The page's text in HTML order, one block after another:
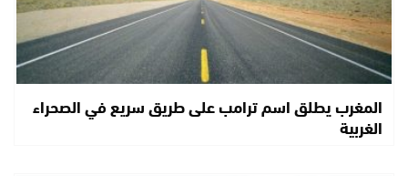
المغرب يطلق اسم ترامب على طريق سريع في الصحراء
الغربية